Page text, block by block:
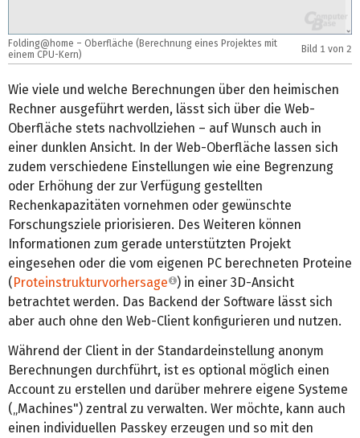
Folding@home – Oberfläche (Berechnung eines Projektes mit
einem CPU-Kern)
Bild 1 von 2
Wie viele und welche Berechnungen über den heimischen
Rechner ausgeführt werden, lässt sich über die Web-
Oberfläche stets nachvollziehen – auf Wunsch auch in
einer dunklen Ansicht. In der Web-Oberfläche lassen sich
zudem verschiedene Einstellungen wie eine Begrenzung
oder Erhöhung der zur Verfügung gestellten
Rechenkapazitäten vornehmen oder gewünschte
Forschungsziele priorisieren. Des Weiteren können
Informationen zum gerade unterstützten Projekt
eingesehen oder die vom eigenen PC berechneten Proteine
(Proteinstrukturvorhersage
) in einer 3D-Ansicht
betrachtet werden. Das Backend der Software lässt sich
aber auch ohne den Web-Client konfigurieren und nutzen.
Während der Client in der Standardeinstellung anonym
Berechnungen durchführt, ist es optional möglich einen
Account zu erstellen und darüber mehrere eigene Systeme
(„Machines") zentral zu verwalten. Wer möchte, kann auch
einen individuellen Passkey erzeugen und so mit den